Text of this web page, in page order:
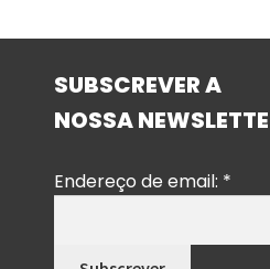
SUBSCREVER A
NOSSA
Endereço de email: *